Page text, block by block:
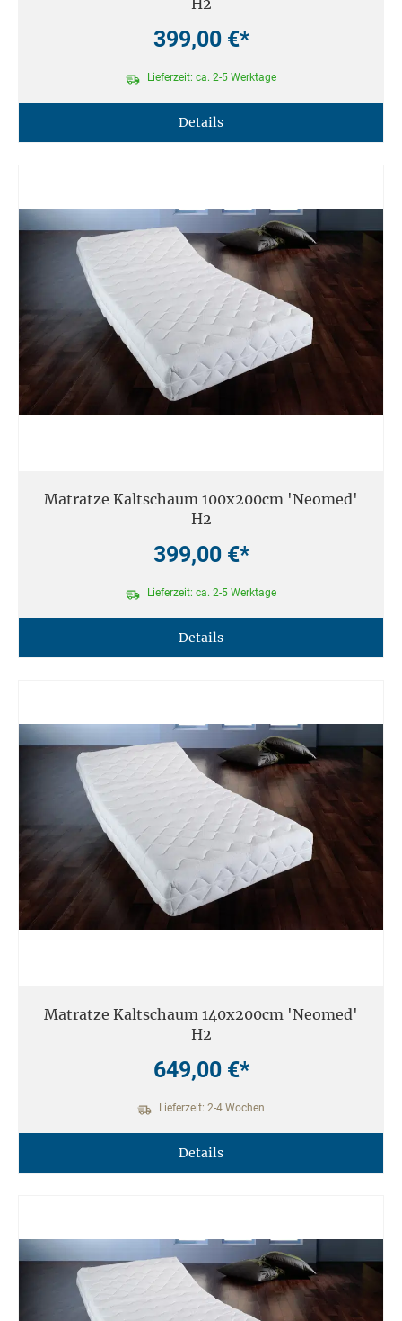
H2
399,00 €*
Lieferzeit: ca. 2-5 Werktage
Details
Matratze Kaltschaum 100x200cm 'Neomed'
H2
399,00 €*
Lieferzeit: ca. 2-5 Werktage
Details
Matratze Kaltschaum 140x200cm 'Neomed'
H2
649,00 €*
Lieferzeit: 2-4 Wochen
Details